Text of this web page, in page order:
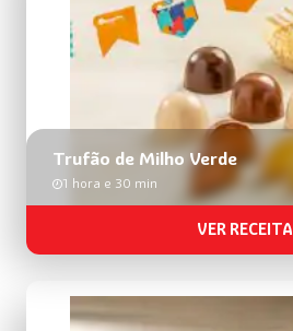
receitas
Trufão de Milho Verde
1 hora e 30 min
VER RECEITA